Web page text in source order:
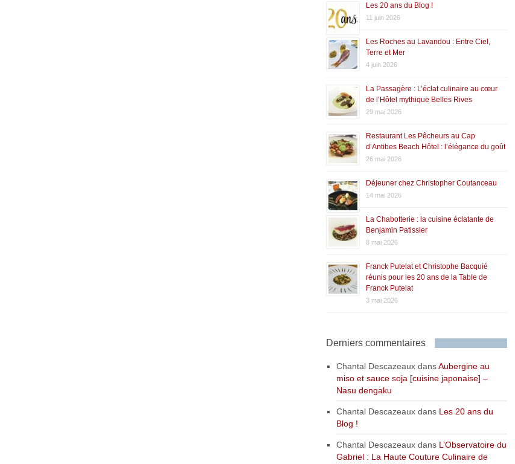
Les 20 ans du Blog !
11 juin 2026
Les Roches au Lavandou : Entre Ciel,
Terre et Mer
4 juin 2026
La Passagère : L’éclat culinaire au cœur
de l’Hôtel mythique Belles Rives
29 mai 2026
Restaurant Les Pêcheurs au Cap
d’Antibes Beach Hôtel : l’élégance du goût
26 mai 2026
Déjeuner chez Christopher Coutanceau
14 mai 2026
La Chabotterie : la cuisine éclatante de
Benjamin Patissier
8 mai 2026
Franck Putelat et Christophe Bacquié
réunis pour les 20 ans de la Table de
Franck Putelat
3 mai 2026
Derniers commentaires
Chantal DescazeauxdansAubergine au
miso et sauce soja [cuisine japonaise] –
Nasu dengaku
Chantal Descazeauxdans Les 20 ans du
Blog !
Chantal Descazeauxdans L’Observatoire du
Gabriel : La Haute Couture Culinaire de